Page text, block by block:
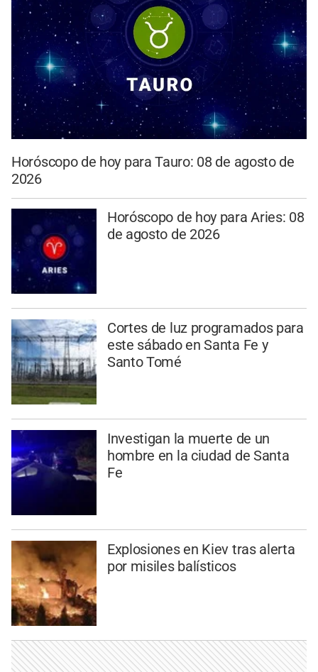
Horóscopo de hoy para Tauro: 08 de agosto de
2026
Horóscopo de hoy para Aries: 08
de agosto de 2026
Cortes de luz programados para
este sábado en Santa Fe y
Santo Tomé
Investigan la muerte de un
hombre en la ciudad de Santa
Fe
Explosiones en Kiev tras alerta
por misiles balísticos